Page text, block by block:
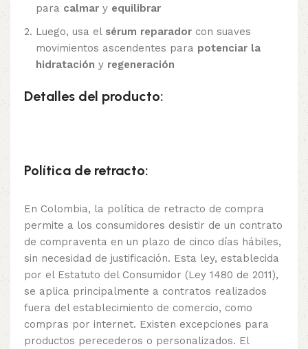
para calmar y equilibrar
Luego, usa el sérum reparador con suaves
movimientos ascendentes para potenciar la
hidratación y regeneración
Detalles del producto:
Política de retracto:
En Colombia, la política de retracto de compra
permite a los consumidores desistir de un contrato
de compraventa en un plazo de cinco días hábiles,
sin necesidad de justificación. Esta ley, establecida
por el Estatuto del Consumidor (Ley 1480 de 2011),
se aplica principalmente a contratos realizados
fuera del establecimiento de comercio, como
compras por internet. Existen excepciones para
productos perecederos o personalizados. El